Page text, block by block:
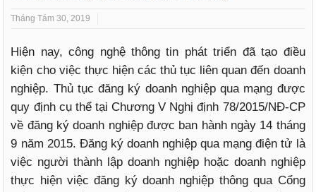
Tháng Tám 30, 2019
Hiện nay, công nghệ thông tin phát triển đã tạo điều
kiện cho việc thực hiện các thủ tục liên quan đến doanh
nghiệp. Thủ tục đăng ký doanh nghiệp qua mạng được
quy định cụ thể tại Chương V Nghị định 78/2015/NĐ-CP
về đăng ký doanh nghiệp được ban hành ngày 14 tháng
9 năm 2015. Đăng ký doanh nghiệp qua mạng điện tử là
việc người thành lập doanh nghiệp hoặc doanh nghiệp
thực hiện việc đăng ký doanh nghiệp thông qua Cổng